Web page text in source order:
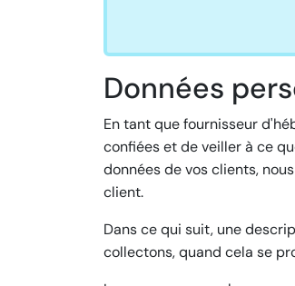
Données
En tant que fournisseur
confiées et de veiller à ce
données de vos clients,
client.
Dans ce qui suit, une
collectons, quand cela se